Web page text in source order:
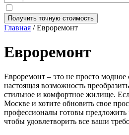
Главная / Евроремонт
Евроремонт
Евроремонт – это не просто модное
настоящая возможность
стильное и комфортное жилище.
Москве и хотите обновить свое
профессионалы готовы предложить
чтобы удовлетворить все ваши